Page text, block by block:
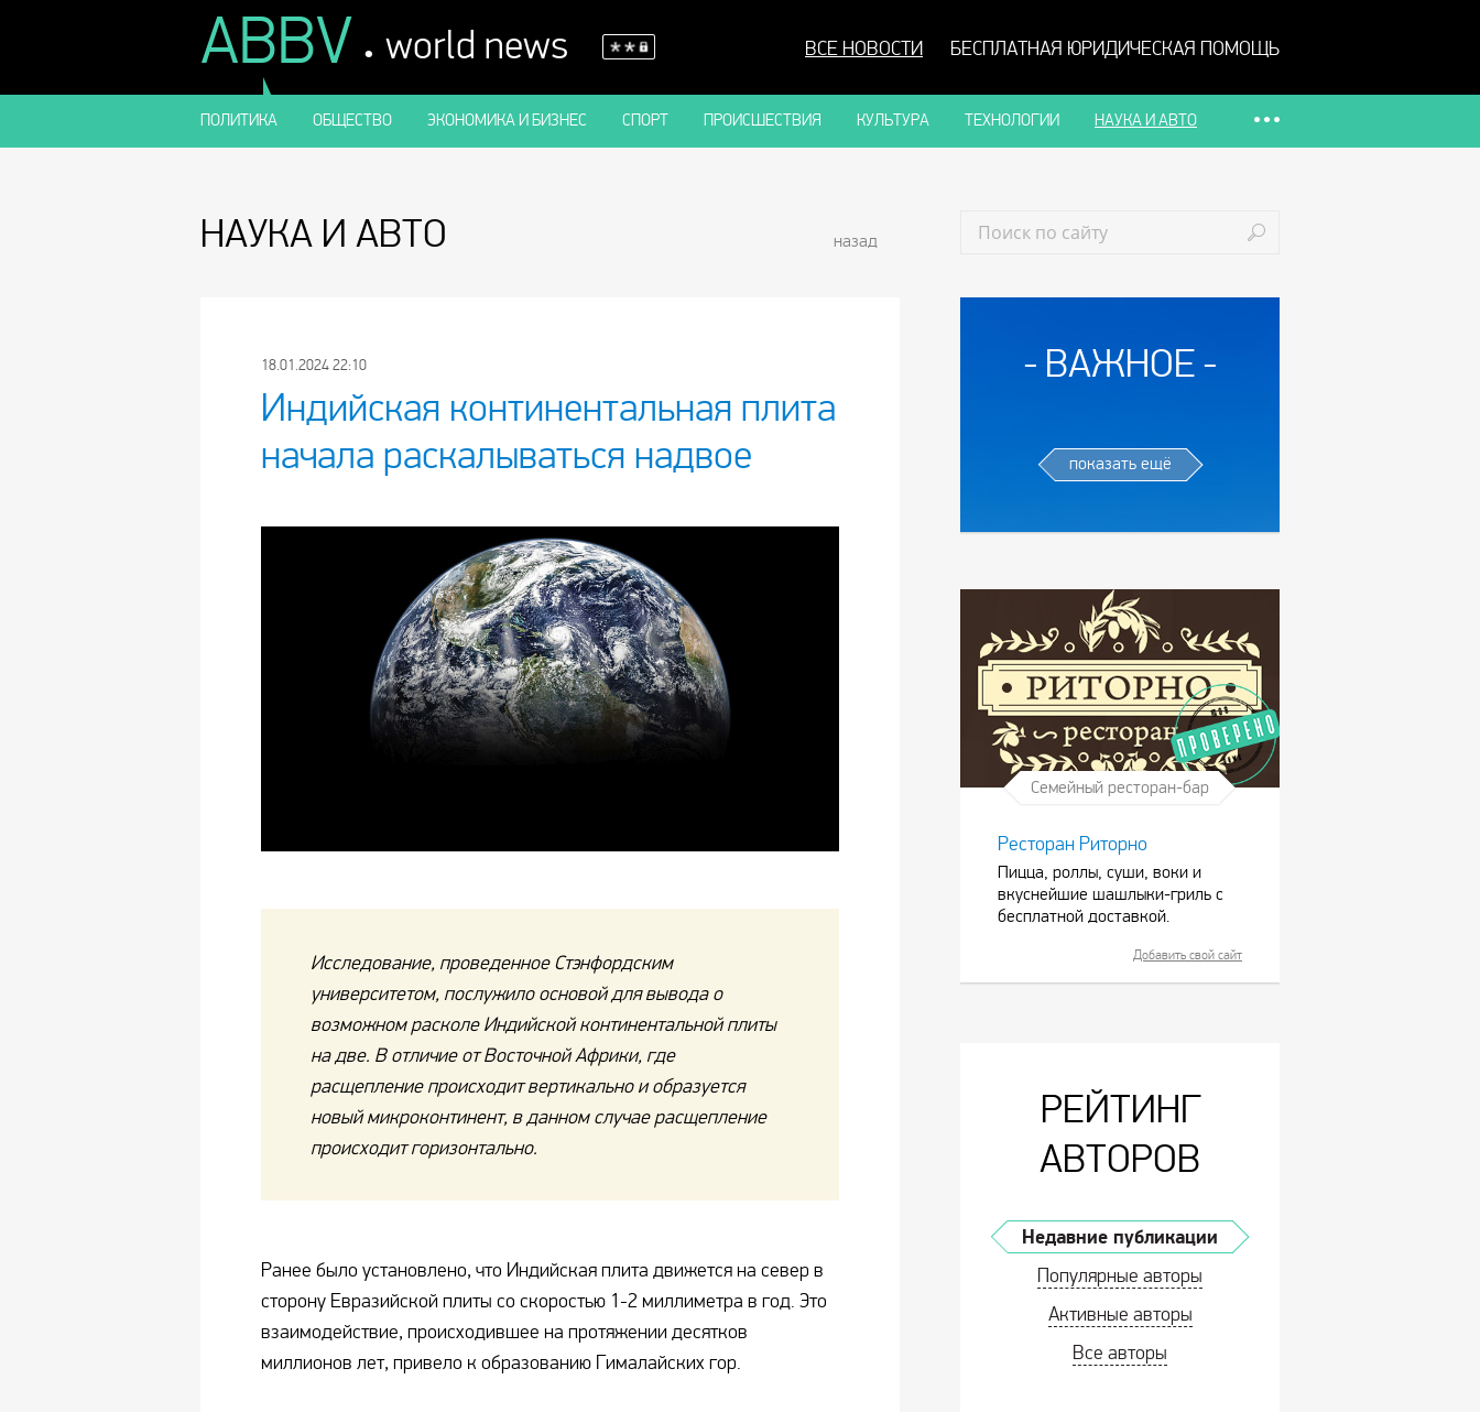
ABBV . world news ВСЕ НОВОСТИ БЕСПЛАТНАЯ ЮРИДИЧЕСКАЯ ПОМОЩЬ
ПОЛИТИКА ОБЩЕСТВО ЭКОНОМИКА И БИЗНЕС СПОРТ ПРОИСШЕСТВИЯ КУЛЬТУРА ТЕХНОЛОГИИ НАУКА И АВТО
ВАЖНОЕ
показать ещё
Семейный ресторан-бар
Ресторан Риторно
Пицца, роллы, суши, воки и
вкуснейшие шашлыки-гриль с
бесплатной доставкой.
Добавить свой сайт
РЕЙТИНГ
АВТОРОВ
Недавние публикации
Популярные авторы
Активные авторы
Все авторы
НАУКА И АВТО назад
18.01.2024 22:10
Индийская континентальная плита
начала раскалываться надвое
Исследование, проведенное Стэнфордским
университетом, послужило основой для вывода о
возможном расколе Индийской континентальной плиты
на две. В отличие от Восточной Африки, где
расщепление происходит вертикально и образуется
новый микроконтинент, в данном случае расщепление
происходит горизонтально.
Ранее было установлено, что Индийская плита движется на север в
сторону Евразийской плиты со скоростью 1-2 миллиметра в год. Это
взаимодействие, происходившее на протяжении десятков
миллионов лет, привело к образованию Гималайских гор.